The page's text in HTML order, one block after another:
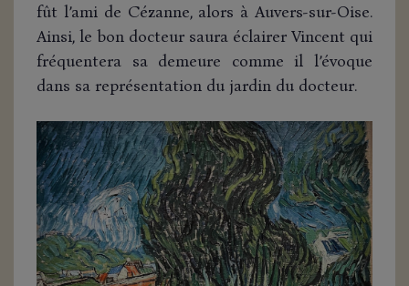
fût l’ami de Cézanne, alors à Auvers-sur-Oise.
Ainsi, le bon docteur saura éclairer Vincent qui
fréquentera sa demeure comme il l’évoque
dans sa représentation du jardin du docteur.